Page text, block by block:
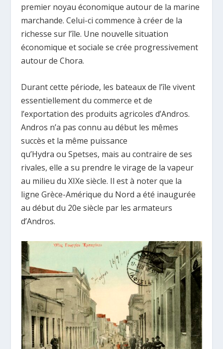
premier noyau économique autour de la marine
marchande. Celui-ci commence à créer de la
richesse sur l’île. Une nouvelle situation
économique et sociale se crée progressivement
autour de Chora.
Durant cette période, les bateaux de l’île vivent
essentiellement du commerce et de
l’exportation des produits agricoles d’Andros.
Andros n’a pas connu au début les mêmes
succès et la même puissance
qu’Hydra ou Spetses, mais au contraire de ses
rivales, elle a su prendre le virage de la vapeur
au milieu du XIXe siècle. Il est à noter que la
ligne Grèce-Amérique du Nord a été inaugurée
au début du 20e siècle par les armateurs
d’Andros.